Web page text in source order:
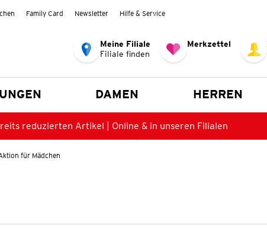
Family Card Newsletter Hilfe & Service
Meine Filiale
Filiale finden
Merkzettel
DAMEN HERREN
reduzierten Artikel | Online & in unseren Filialen
für Mädchen